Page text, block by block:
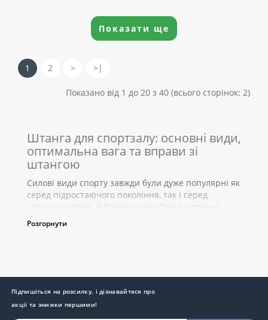
Показати ще
1 2 > >|
Показано від 1 до 20 з 40 (всього сторінок: 2)
Штанга для спортзалу: основні види,
оптимальна вага та вправи зі
штангою
Силові види спорту завжди були дуже популярні як
серед підростаючого покоління, так і серед
старших людей. У Радянському Союзі активно
культивувалася тема здорового способу життя, це
стало справою державної ваги, тому людей, які
путівками до моря, та й взагалі до них краще
ставилися на службі, часто ставлячи за приклад. І
сьогодні бути адептом такої здорової концепції, що
Розгорнути
Підпишіться на розсилку, і дізнавайтеся про
акції та знижки першими!